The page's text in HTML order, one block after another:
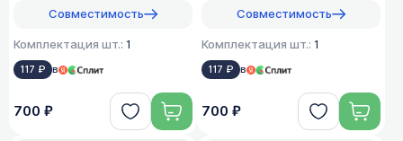
Совместимость
Комплектация шт.: 1
117 ₽ в
700 ₽
Совместимость
Комплектация шт.: 1
117 ₽ в
700 ₽